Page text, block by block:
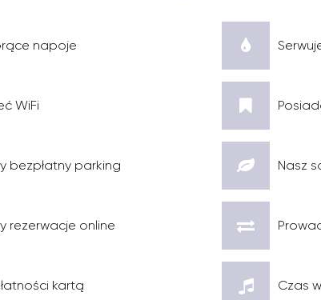
napoje
WiFi
bezpłatny parking Nasz
rezerwacje online
kartą Czas